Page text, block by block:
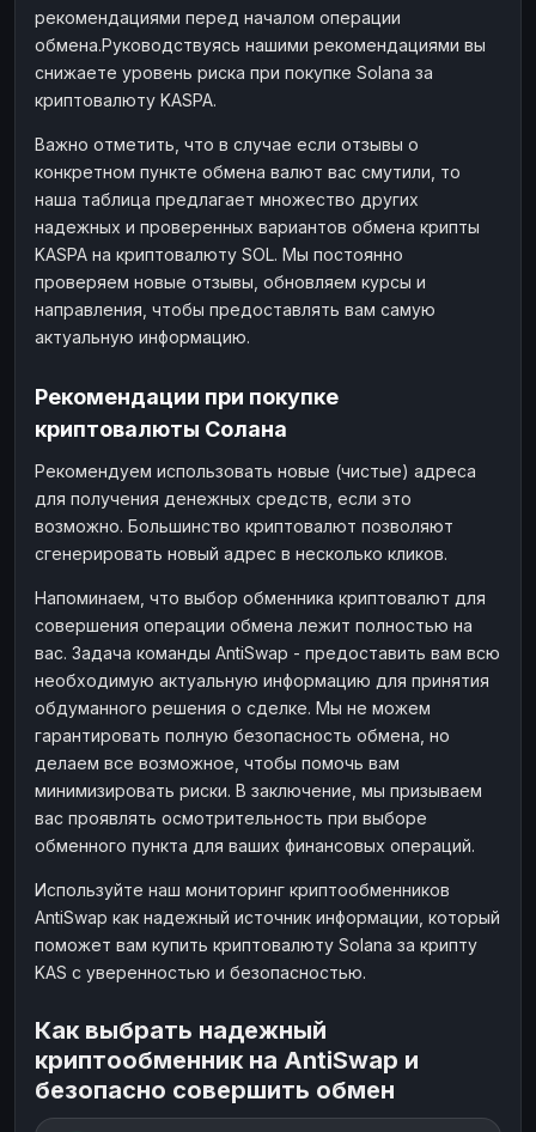
рекомендациями перед началом операции
обмена.Руководствуясь нашими рекомендациями вы
снижаете уровень риска при покупке Solana за
криптовалюту KASPA.
Важно отметить, что в случае если отзывы о
конкретном пункте обмена валют вас смутили, то
наша таблица предлагает множество других
надежных и проверенных вариантов обмена крипты
KASPA на криптовалюту SOL. Мы постоянно
проверяем новые отзывы, обновляем курсы и
направления, чтобы предоставлять вам самую
актуальную информацию.
Рекомендации при покупке
криптовалюты Солана
Рекомендуем использовать новые (чистые) адреса
для получения денежных средств, если это
возможно. Большинство криптовалют позволяют
сгенерировать новый адрес в несколько кликов.
Напоминаем, что выбор обменника криптовалют для
совершения операции обмена лежит полностью на
вас. Задача команды AntiSwap - предоставить вам всю
необходимую актуальную информацию для принятия
обдуманного решения о сделке. Мы не можем
гарантировать полную безопасность обмена, но
делаем все возможное, чтобы помочь вам
минимизировать риски. В заключение, мы призываем
вас проявлять осмотрительность при выборе
обменного пункта для ваших финансовых операций.
Используйте наш мониторинг криптообменников
AntiSwap как надежный источник информации, который
поможет вам купить криптовалюту Solana за крипту
KAS с уверенностью и безопасностью.
Как выбрать надежный
криптообменник на AntiSwap и
безопасно совершить обмен